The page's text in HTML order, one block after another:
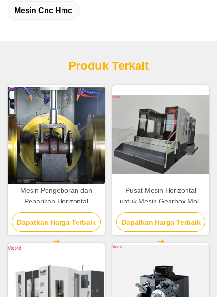
Mesin Cnc Hmc
Produk Terkait
Mesin Pengeboran dan
Penarikan Horizontal
Dapatkan Harga Terbaik
Pusat Mesin Horizontal
untuk Mesin Gearbox Mold
Bagian Mesin Turbin Gas
Dapatkan Harga Terbaik